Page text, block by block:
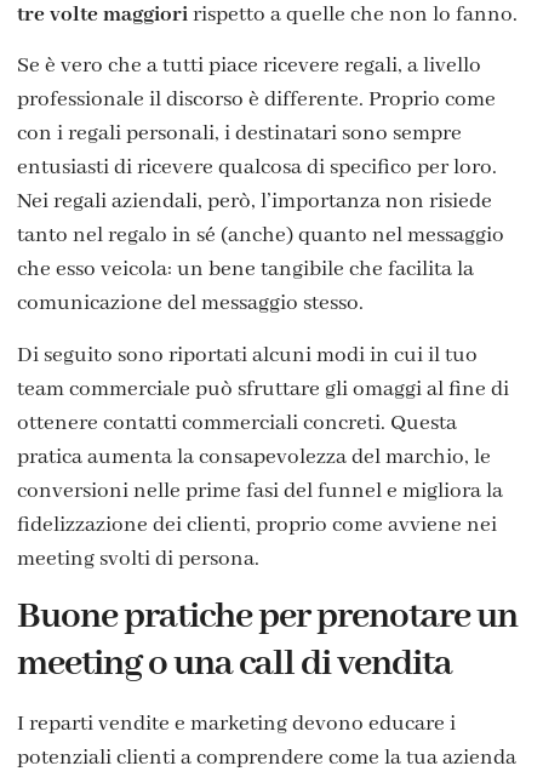
tre volte maggioririspetto a quelle che non lo fanno.
Se è vero che a tutti piace ricevere regali, a livello
professionale il discorso è differente. Proprio come
con i regali personali, i destinatari sono sempre
entusiasti di ricevere qualcosa di specifico per loro.
Nei regali aziendali, però, l’importanza non risiede
tanto nel regalo in sé (anche) quanto nel messaggio
che esso veicola: un bene tangibile che facilita la
comunicazione del messaggio stesso.
Di seguito sono riportati alcuni modi in cui il tuo
team commerciale può sfruttare gli omaggi al fine di
ottenere contatti commerciali concreti. Questa
pratica aumenta la consapevolezza del marchio, le
conversioni nelle prime fasi del funnel e migliora la
fidelizzazione dei clienti, proprio come avviene nei
meeting svolti di persona.
Buone pratiche per prenotare un
meeting o una call di vendita
I reparti vendite e marketing devono educare i
potenziali clienti a comprendere come la tua azienda